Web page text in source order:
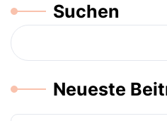
Suchen
Neueste